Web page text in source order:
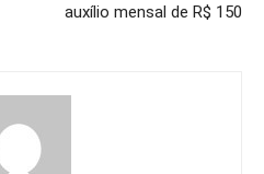
auxílio mensal de R$ 150